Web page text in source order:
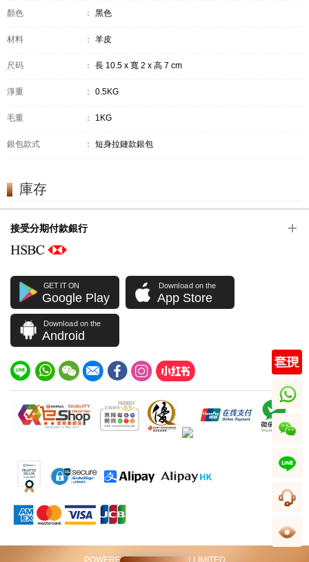
顏色 ： 黑色
材料 ： 羊皮
尺码 ： 長 10.5 x 寬 2 x 高 7 cm
淨重 ： 0.5KG
毛重 ： 1KG
銀包款式 ： 短身拉鏈款銀包
庫存
接受分期付款銀行
GET IT ON
Google Play
Download on the
App Store
Download on the
Android
POWERED BY VIP STATION LIMITED